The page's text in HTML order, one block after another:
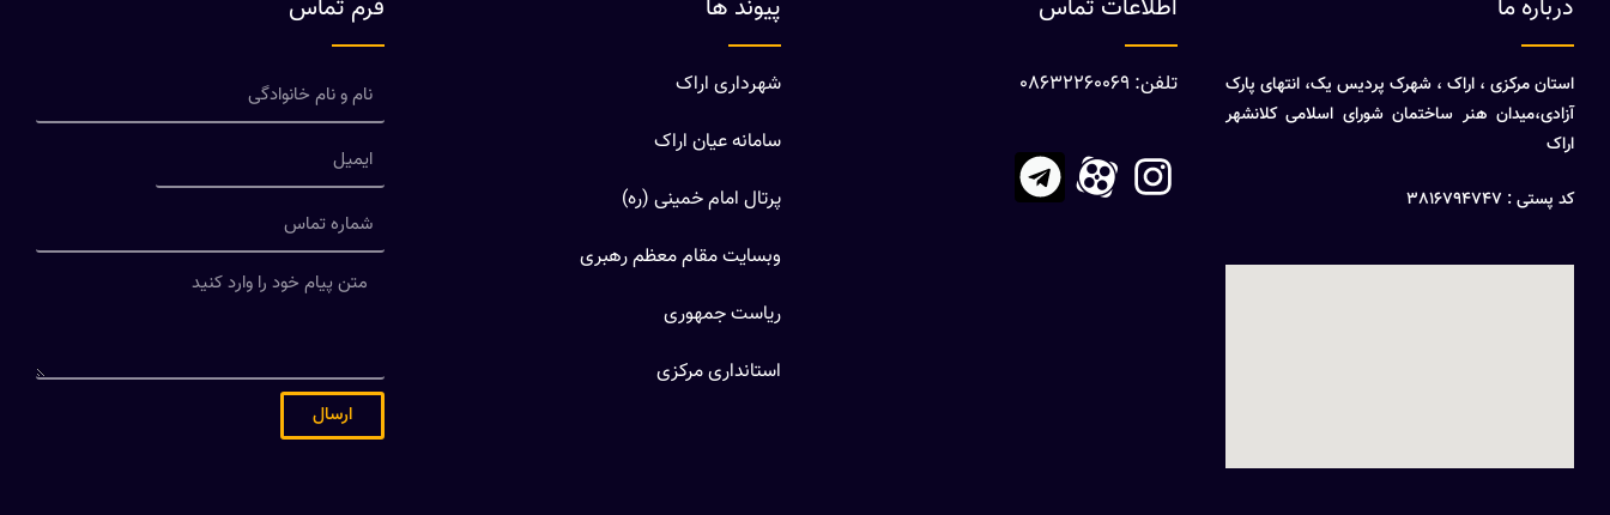
درباره ما
استان مرکزی ، اراک ، شهرک پردیس یک، انتهای پارک
آزادی،میدان هنر ساختمان شورای اسلامی کلانشهر
اراک
کد پستی : 3816794747
اطلاعات تماس
تلفن: 08632260069
پیوند ها
شهرداری اراک
سامانه عیان اراک
پرتال امام خمینی (ره)
وبسایت مقام معظم رهبری
ریاست جمهوری
استانداری مرکزی
فرم تماس
ارسال